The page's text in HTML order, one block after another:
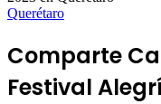
Querétaro
Comparte
Festival